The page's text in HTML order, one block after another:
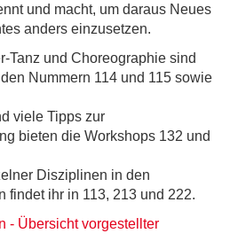
und macht, um daraus Neues
anders einzusetzen.
Tanz und Choreographie sind
Nummern 114 und 115 sowie
viele Tipps zur
bieten die Workshops 132 und
Disziplinen in den
findet ihr in 113, 213 und 222.
- Übersicht vorgestellter